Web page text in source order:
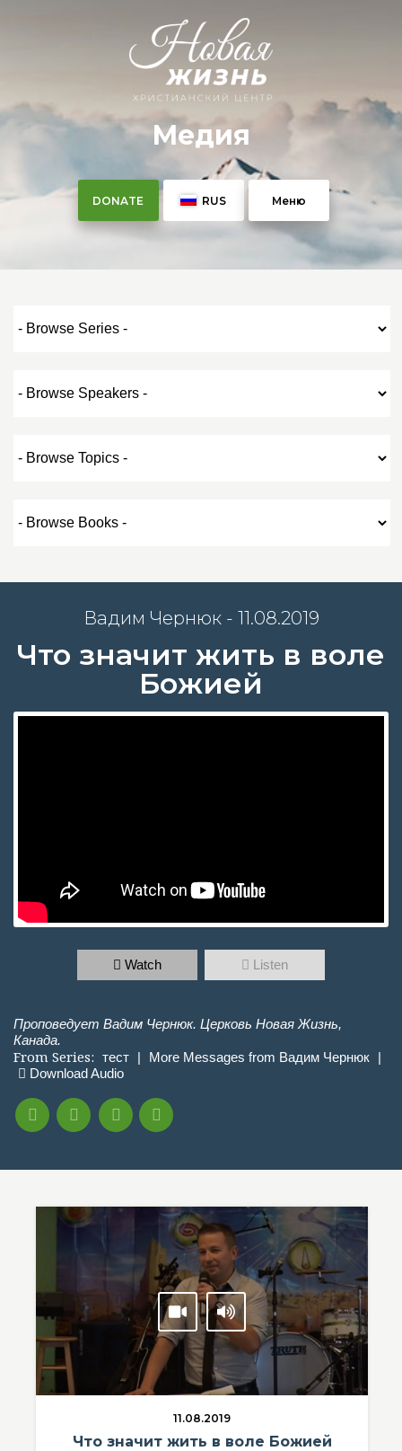
DONATE RUS Меню
Медия
Вадим Чернюк - 11.08.2019
Что значит жить в воле
Божией
Watch Listen
Проповедует Вадим Чернюк. Церковь Новая Жизнь,
Канада.
From Series: тест | More Messages from Вадим Чернюк |
Download Audio
11.08.2019
Что значит жить в воле Божией